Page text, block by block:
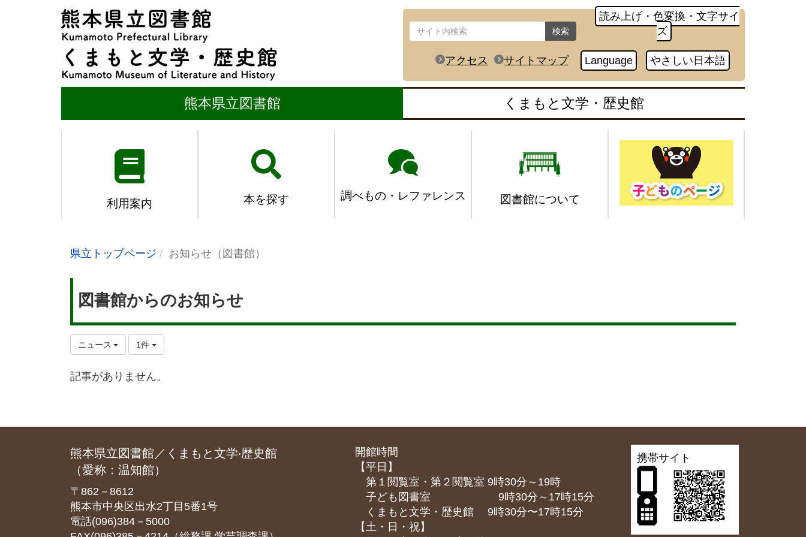
検索
読み上げ・色変換・文字サイ
ズ
アクセス サイトマップ Language やさしい日本語
熊本県立図書館 くまもと文学・歴史館
利用案内 本を探す 調べもの・レファレンス 図書館について
県立トップページ お知らせ（図書館）
図書館からのお知らせ
ニュース 1件
記事がありません。
熊本県立図書館／くまもと文学‧歴史館
（愛称：温知館）
〒862－8612
熊本市中央区出水2丁目5番1号
電話(096)384－5000
開館時間
【平日】
第１閲覧室・第２閲覧室 9時30分～19時
子ども図書室 9時30分～17時15分
くまもと⽂学・歴史館 9時30分〜17時15分
【土・日・祝】
携帯サイト